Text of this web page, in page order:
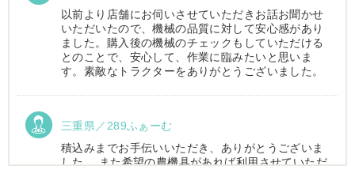
以前より店舗にお伺いさせていただきお話お聞かせ
いただいたので、機械の品質に対して安心感があり
ました。購入後の機械のチェックもしていただける
とのことで、安心して、作業に臨みたいと思いま
す。素敵なトラクターをありがとうございました。
三重県／289ふぁーむ
積込みまでお手伝いいただき、ありがとうございま
した。 また希望の農機具があれば利用させていただ